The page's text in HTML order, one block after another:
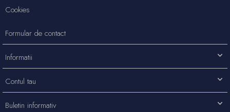
Cookies
Formular de contact
Informatii
Contul tau
Buletin informativ